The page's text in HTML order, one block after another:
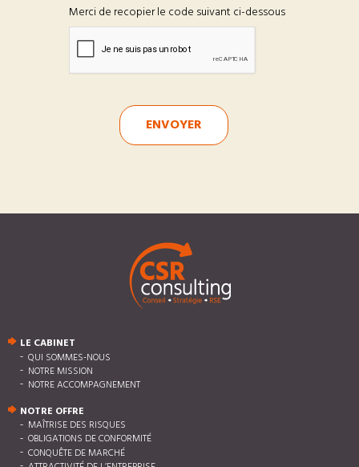
Merci de recopier le code suivant ci-dessous
ENVOYER
LE CABINET
QUI SOMMES-NOUS
NOTRE MISSION
NOTRE ACCOMPAGNEMENT
NOTRE OFFRE
MAÎTRISE DES RISQUES
OBLIGATIONS DE CONFORMITÉ
CONQUÊTE DE MARCHÉ